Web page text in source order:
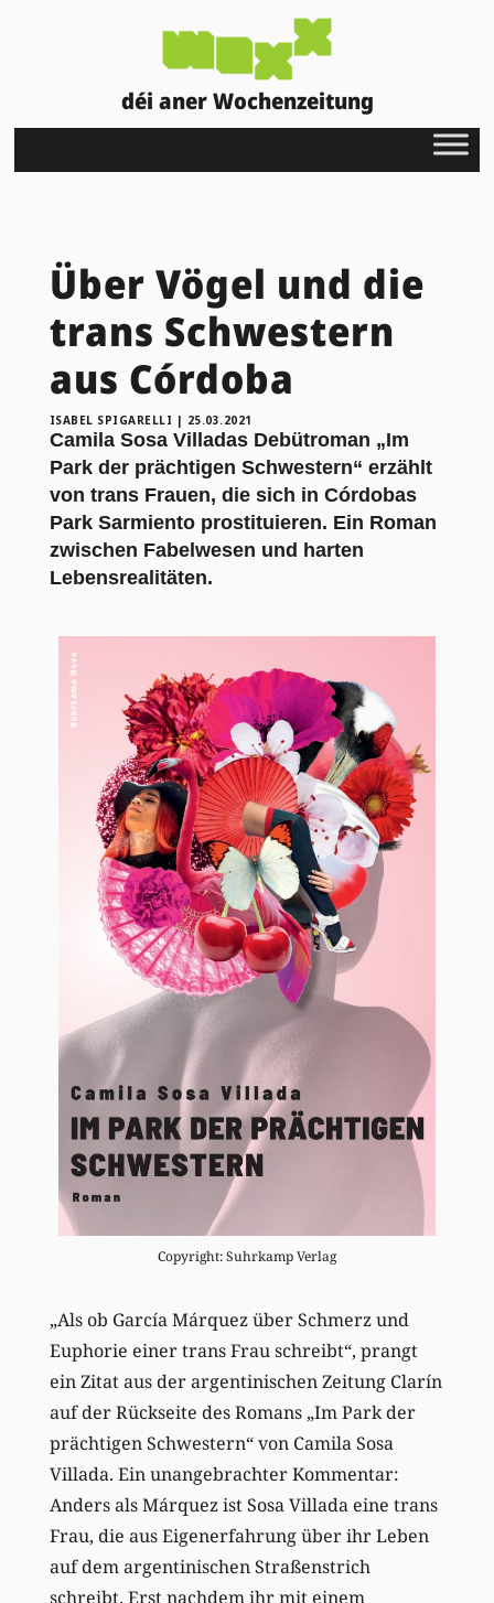
déi aner Wochenzeitung
Über Vögel und die
trans Schwestern
aus Córdoba
ISABEL SPIGARELLI | 25.03.2021
Camila Sosa Villadas Debütroman „Im
Park der prächtigen Schwestern“ erzählt
von trans Frauen, die sich in Córdobas
Park Sarmiento prostituieren. Ein Roman
zwischen Fabelwesen und harten
Lebensrealitäten.
Copyright: Suhrkamp Verlag
„Als ob García Márquez über Schmerz und
Euphorie einer trans Frau schreibt“, prangt
einZitat aus der argentinischen Zeitung Clarín
aufder Rückseite des Romans„Im Park der
prächtigen Schwestern“ von Camila Sosa
Villada. EinunangebrachterKommentar:
Anders alsMárquez ist Sosa Villada eine trans
Frau, die aus Eigenerfahrung über ihr Leben
auf dem argentinischen Straßenstrich
schreibt. Erst nachdem ihr mit einem